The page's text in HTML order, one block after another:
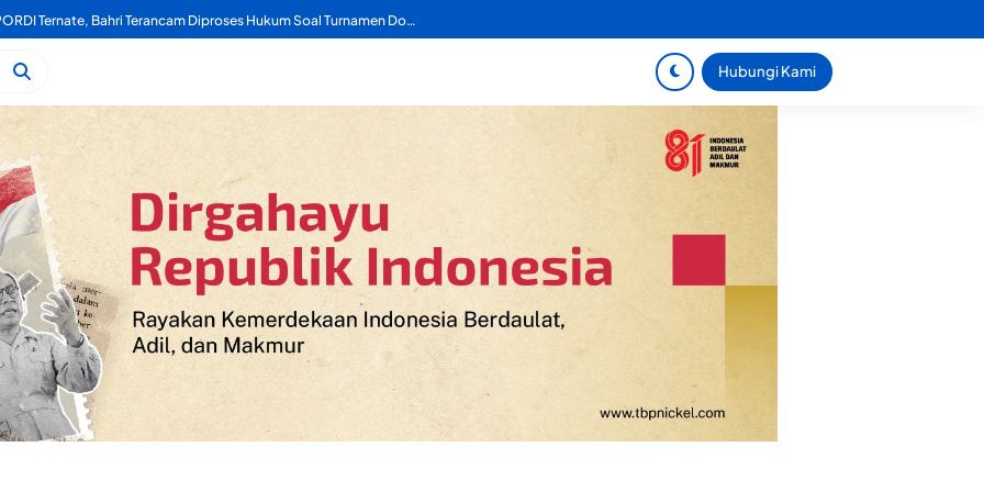
Mengaku Sekretaris PORDI Ternate, Bahri Terancam Diproses Hukum Soal Turnamen Domino Ake Gaale
Hubungi Kami